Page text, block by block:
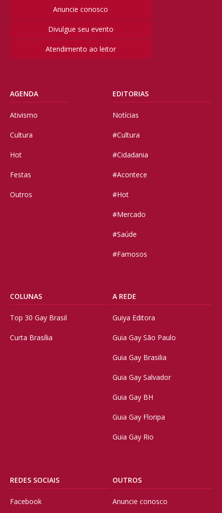
Anuncie conosco
Divulgue seu evento
Atendimento ao leitor
AGENDA
Ativismo
Cultura
Hot
Festas
Outros
EDITORIAS
Notícias
#Cultura
#Cidadania
#Acontece
#Hot
#Mercado
#Saúde
#Famosos
COLUNAS
Top 30 Gay Brasil
Curta Brasília
A REDE
Guiya Editora
Guia Gay São Paulo
Guia Gay Brasilia
Guia Gay Salvador
Guia Gay BH
Guia Gay Floripa
Guia Gay Rio
REDES SOCIAIS
Facebook
OUTROS
Anuncie conosco